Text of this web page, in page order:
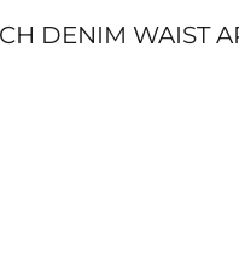
DENIM WAIST